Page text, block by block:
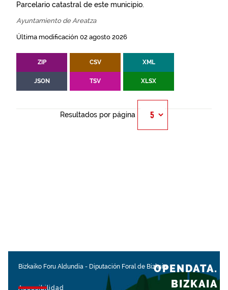
Parcelario catastral de este municipio.
Ayuntamiento de Areatza
Última modificación 02 agosto 2026
ZIP CSV XML
JSON TSV XLSX
Resultados por página
Bizkaiko Foru Aldundia - Diputación Foral de Bizkaia
Accesibilidad
OPENDATA.
BIZKAIA